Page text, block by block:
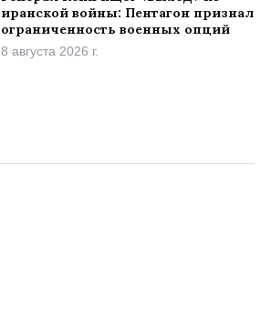
иранской войны: Пентагон признал
ограниченность военных опций
8 августа 2026 г.